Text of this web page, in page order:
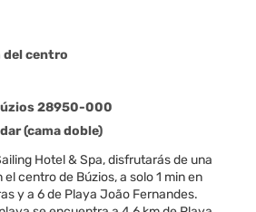
del centro
28950-000
(cama doble)
Hotel & Spa, disfrutarás de una
centro de Búzios, a solo 1 min en
y a 6 de Playa João Fernandes.